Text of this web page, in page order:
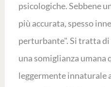
psicologiche. Sebbene
più accurata, spesso
perturbante". Si tratta
una somiglianza umana
leggermente innaturale